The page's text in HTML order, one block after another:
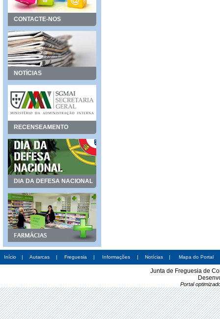
CONTACTE-NOS
NOTÍCIAS
RECENSEAMENTO
DIA DA DEFESA NACIONAL
Início | Autarcas | Freguesia | Informações | Notícias | Mapa do Portal
Junta de Freguesia de
Portal